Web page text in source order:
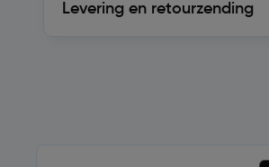
Levering en retourzending